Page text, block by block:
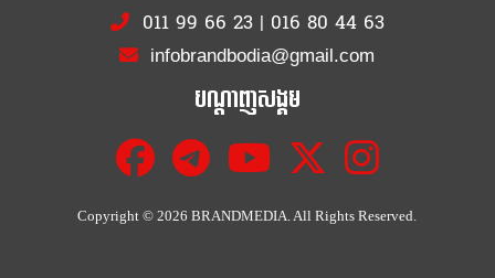
011 99 66 23| 016 80 44 63
infobrandbodia@gmail.com
បណ្ដាញសង្គម
Copyright ©2026 BRANDMEDIA. All Rights Reserved.